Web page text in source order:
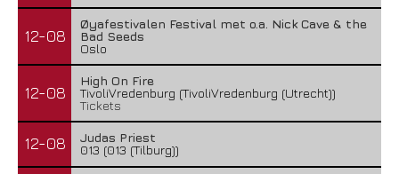
12-08
Øyafestivalen Festival met o.a. Nick Cave & the
Bad Seeds
Oslo
12-08
High On Fire
TivoliVredenburg (TivoliVredenburg (Utrecht))
Tickets
12-08
Judas Priest
013 (013 (Tilburg))